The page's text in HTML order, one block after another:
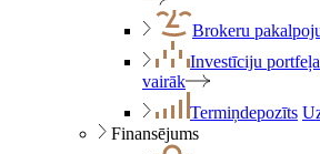
Brokeru
Investīciju
vairāk
Termiņdepozīts
Finansējums